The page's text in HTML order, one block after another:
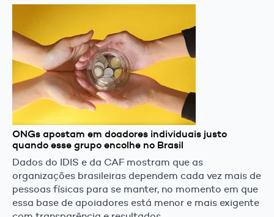
ONGs apostam em doadores individuais justo
quando esse grupo encolhe no Brasil
Dados do IDIS e da CAF mostram que as
organizações brasileiras dependem cada vez mais de
pessoas físicas para se manter, no momento em que
essa base de apoiadores está menor e mais exigente